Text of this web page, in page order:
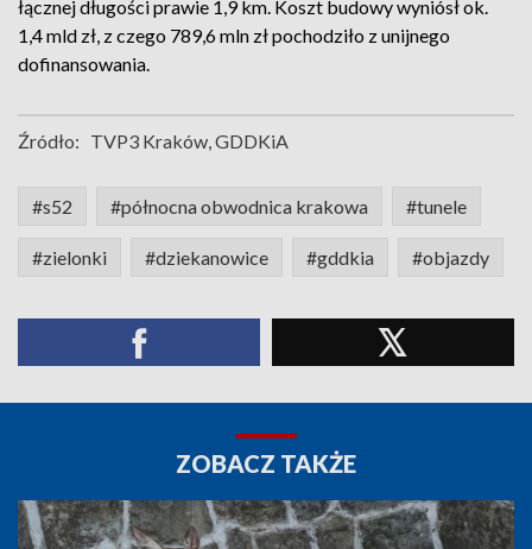
łącznej długości prawie 1,9 km. Koszt budowy wyniósł ok.
1,4 mld zł, z czego 789,6 mln zł pochodziło z unijnego
dofinansowania.
Źródło: TVP3 Kraków, GDDKiA
#s52 #północna obwodnica krakowa #tunele
#zielonki #dziekanowice #gddkia #objazdy
ZOBACZ TAKŻE